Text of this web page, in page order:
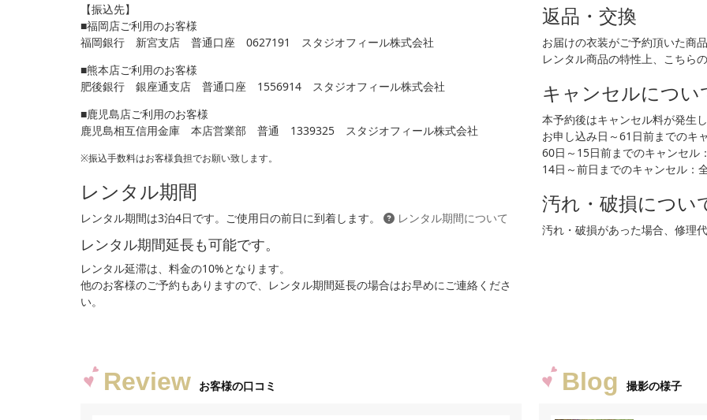
【振込先】
■福岡店ご利用のお客様
福岡銀行 新宮支店 普通口座 0627191 スタジオフィール株式会社
■熊本店ご利用のお客様
肥後銀行 銀座通支店 普通口座 1556914 スタジオフィール株式会社
■鹿児島店ご利用のお客様
鹿児島相互信用金庫 本店営業部 普通 1339325 スタジオフィール株式会社
※振込手数料はお客様負担でお願い致します。
レンタル期間
レンタル期間は3泊4日です。ご使用日の前日に到着します。 レンタル期間について
レンタル期間延長も可能です。
レンタル延滞は、料金の10%となります。
他のお客様のご予約もありますので、レンタル期間延長の場合はお早めにご連絡くださ
い。
返品・交換
お届けの衣装がご予約頂いた商
レンタル商品の特性上、こちら
キャンセルについ
本予約後はキャンセル料が発生し
お申し込み日～61日前までのキ
60日～15日前までのキャンセル
14日～前日までのキャンセル：
汚れ・破損につい
汚れ・破損があった場合、修理
Review お客様の口コミ Blog 撮影の様子